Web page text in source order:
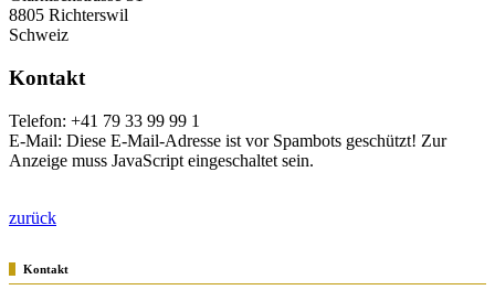
8805 Richterswil
Schweiz
Kontakt
Telefon: +41 79 33 99 99 1
E-Mail: Diese E-Mail-Adresse ist vor Spambots geschützt! Zur
Anzeige muss JavaScript eingeschaltet sein.
zurück
Kontakt